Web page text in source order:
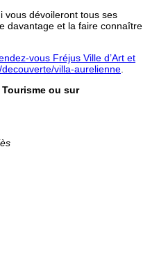
vous dévoileront tous ses
davantage et la faire connaître
vous Fréjus Ville d’Art et
villa-aurelienne
ou sur